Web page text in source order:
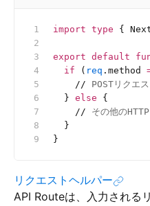
import type {
export default
  if
( req .method
    //
POSTリクエ
  }
else {
    //
その他の
  }
}
リクエストヘルパー
API Routeは、入力される